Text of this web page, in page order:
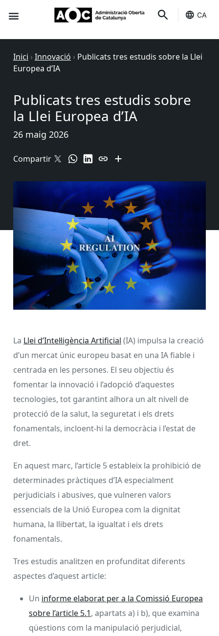
CA
Inici › Innovació › Publicats tres estudis sobre la Llei
Europea d’IA
Publicats tres estudis sobre
la Llei Europea d’IA
26 maig 2026
Compartir
La Llei d’Intel·ligència Artificial (IA) impulsa la creació
d’un mercat únic europeu basat en una IA fiable i
centrada en les persones. El seu objectiu és
fomentar la innovació i l’adopció d’aquestes
tecnologies, tot garantint alhora un alt nivell de
protecció de la salut, la seguretat i els drets
fonamentals, incloent-hi la democràcia i l’estat de
dret.
En aquest marc, l’article 5 estableix la prohibició de
determinades pràctiques d’IA especialment
perjudicials i abusives, que vulneren valors
essencials de la Unió Europea com la dignitat
humana, la llibertat, la igualtat i els drets
fonamentals.
Tres estudis analitzen en profunditat diferents
aspectes d’aquest article:
Un informe elaborat per a la Comissió Europea
sobre l’article 5.1, apartats a) i b), que examina
qüestions com la manipulació perjudicial,